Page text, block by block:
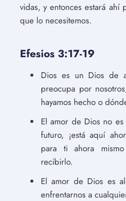
vidas, y entonces estará ahí
que lo necesitemos.
Efesios 3:17-19
Dios es un Dios de
preocupa por
hayamos hecho o
El amor de Dios no
futuro, ¡está aquí
para ti ahora
recibirlo.
El amor de Dios es
enfrentarnos a